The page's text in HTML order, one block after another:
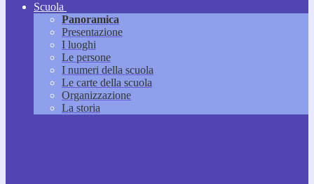
Scuola
Panoramica
Presentazione
I luoghi
Le persone
I numeri della scuola
Le carte della scuola
Organizzazione
La storia